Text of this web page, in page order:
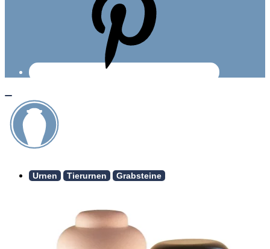
Urnen Tierurnen Grabsteine